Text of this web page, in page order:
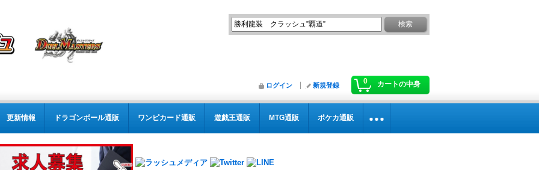
0 カートの中身
ログイン 新規登録
更新情報 ドラゴンボール通販 ワンピカード通販 遊戯王通販 MTG通販 ポケカ通販